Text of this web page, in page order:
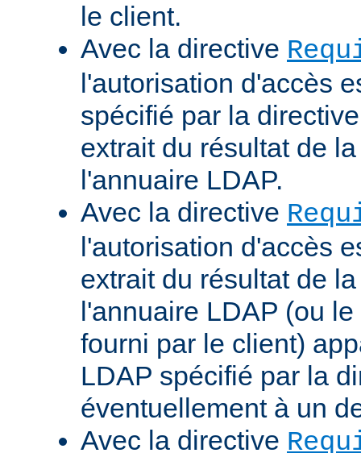
le client.
Avec la directive
l'autorisation d'accès
spécifié par la
extrait du résultat de
l'annuaire LDAP.
Avec la directive
l'autorisation d'accès
extrait du résultat de
l'annuaire LDAP (ou
fourni par le client)
LDAP spécifié par la
éventuellement à un
Avec la directive